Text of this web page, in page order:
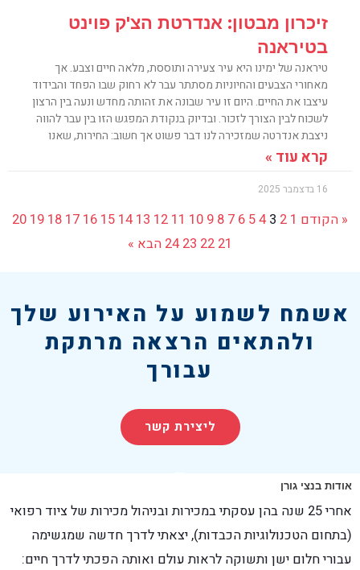
זיכרון מבטון: אנדרטת הצ'ק פוינט
בטיראנה
טיראנה של ימינו היא עיר צעירה ותוססת, מלאה חיים וצבע. אך
מאחורי הצבעים והחיוניות מסתתר עבר לא רחוק שבו הפחד והבידוד
עיצבו את החיים. היום זו עיר שבונה את זהותה מחדש ונעה בין הרצון
לשכוח לבין הצורך לזכור. ובדיוק בנקודת המפגש הזו בין עבר להווה
ניצבת אנדרטה שמזכירה לנו דבר פשוט אך חשוב: החירות, שאנו
קרא עוד »
16 בדצמבר 2025
« הקודם 1
2
3
4
5
6
7
8
9
10
11
12
13
14
15
16
17
18
19
20
21
22
23
24 הבא »
אשמח לשמוע על האירוע שלך
ולהתאים הרצאה מרתקת
עבורך
ליצירת קשר
אודות בנצי גורן
אחרי 25 שנה בהן עסקתי במכירות ובניהול מכירות של ציוד רפואי
(בתחום הטכנולוגיות הכבדות), יצאתי לדרך חדשה שמגשימה
עבורי חלום ישן ותשוקה לראות עולם ואותה הפכתי לדרך חיים: